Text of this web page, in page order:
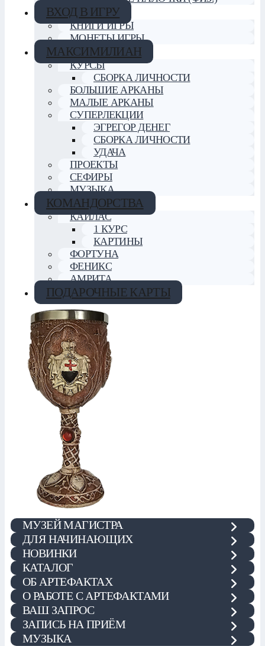
ВХОД В ИГРУ
КНИГИ ИГРЫ
МОНЕТЫ ИГРЫ
МАКСИМИЛИАН
КУРСЫ
СБОРКА ЛИЧНОСТИ
БОЛЬШИЕ АРКАНЫ
МАЛЫЕ АРКАНЫ
СУПЕРЛЕКЦИИ
ЭГРЕГОР ДЕНЕГ
СБОРКА ЛИЧНОСТИ
УДАЧА
ПРОЕКТЫ
СЕФИРЫ
МУЗЫКА
КОМАНДОРСТВА
КАЙЛАС
1 КУРС
КАРТИНЫ
ФОРТУНА
ФЕНИКС
АМРИТА
ПОДАРОЧНЫЕ КАРТЫ
МУЗЕЙ МАГИСТРА
ДЛЯ НАЧИНАЮЩИХ
НОВИНКИ
КАТАЛОГ
ОБ АРТЕФАКТАХ
О РАБОТЕ С АРТЕФАКТАМИ
ВАШ ЗАПРОС
ЗАПИСЬ НА ПРИЁМ
МУЗЫКА